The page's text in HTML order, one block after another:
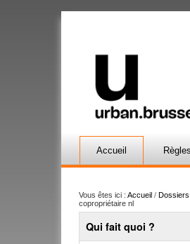
Accueil
Vous êtes ici : Accueil / Dossiers
copropriétaire nl
Qui fait quoi ?